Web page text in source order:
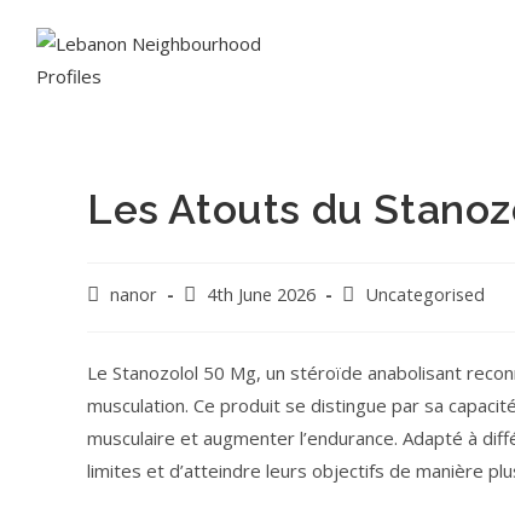
Les Atouts du
nanor 4th June 2026 Uncategorised
Le Stanozolol 50 Mg, un stéroïde anabolisant
musculation. Ce produit se distingue par sa
musculaire et augmenter l’endurance. Adapté à
limites et d’atteindre leurs objectifs de manière